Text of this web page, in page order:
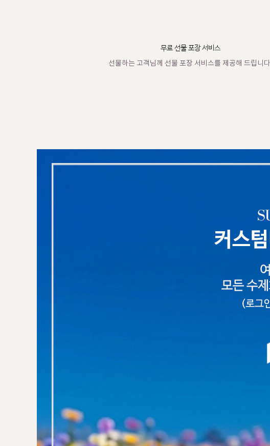
무료 선물 포장 서비스
선물하는 고객님께 선물 포장 서비스를 제공해 드립니